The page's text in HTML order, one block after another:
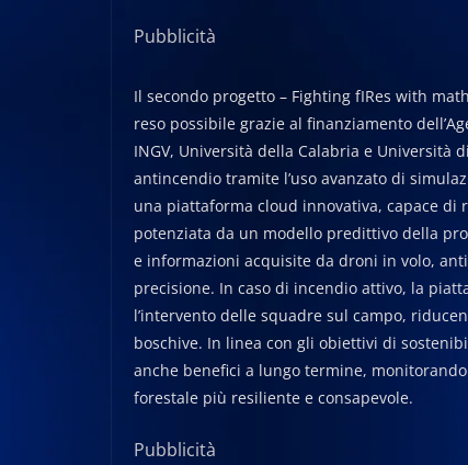
Pubblicità
Il secondo progetto – Fighting fIRes with
reso possibile grazie al finanziamento
INGV, Università della Calabria e Università
antincendio tramite l’uso avanzato di
una piattaforma cloud innovativa, capace
potenziata da un modello predittivo della
e informazioni acquisite da droni in volo,
precisione. In caso di incendio attivo, la
l’intervento delle squadre sul campo,
boschive. In linea con gli obiettivi di
anche benefici a lungo termine,
forestale più resiliente e consapevole.
Pubblicità